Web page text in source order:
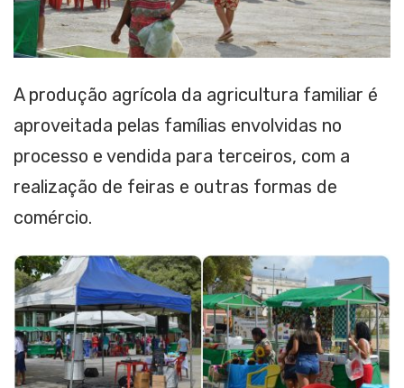
A produção agrícola da agricultura familiar é
aproveitada pelas famílias envolvidas no
processo e vendida para terceiros, com a
realização de feiras e outras formas de
comércio.